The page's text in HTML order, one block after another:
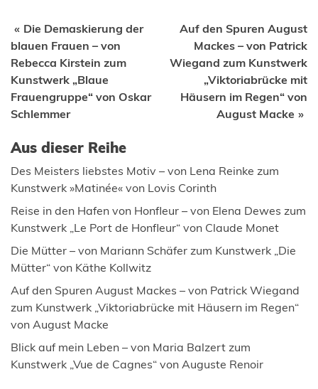
Beitragsnavigation
Die Demaskierung der
blauen Frauen – von
Rebecca Kirstein zum
Kunstwerk „Blaue
Frauengruppe“ von Oskar
Schlemmer
Auf den Spuren August
Mackes – von Patrick
Wiegand zum Kunstwerk
„Viktoriabrücke mit
Häusern im Regen“ von
August Macke
Aus dieser Reihe
Des Meisters liebstes Motiv – von Lena Reinke zum
Kunstwerk »Matinée« von Lovis Corinth
Reise in den Hafen von Honfleur – von Elena Dewes zum
Kunstwerk „Le Port de Honfleur“ von Claude Monet
Die Mütter – von Mariann Schäfer zum Kunstwerk „Die
Mütter“ von Käthe Kollwitz
Auf den Spuren August Mackes – von Patrick Wiegand
zum Kunstwerk „Viktoriabrücke mit Häusern im Regen“
von August Macke
Blick auf mein Leben – von Maria Balzert zum
Kunstwerk „Vue de Cagnes“ von Auguste Renoir